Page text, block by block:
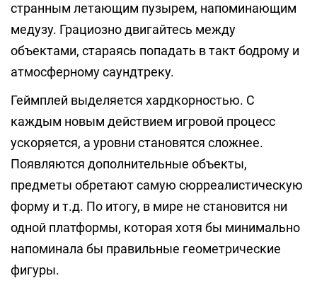
странным летающим пузырем, напоминающим
медузу. Грациозно двигайтесь между
объектами, стараясь попадать в такт бодрому и
атмосферному саундтреку.
Геймплей выделяется хардкорностью. С
каждым новым действием игровой процесс
ускоряется, а уровни становятся сложнее.
Появляются дополнительные объекты,
предметы обретают самую сюрреалистическую
форму и т.д. По итогу, в мире не становится ни
одной платформы, которая хотя бы минимально
напоминала бы правильные геометрические
фигуры.